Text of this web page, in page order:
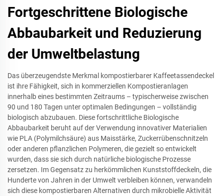
Fortgeschrittene Biologische
Abbaubarkeit und Reduzierung
der Umweltbelastung
Das überzeugendste Merkmal kompostierbarer Kaffeetassendeckel
ist ihre Fähigkeit, sich in kommerziellen Kompostieranlagen
innerhalb eines bestimmten Zeitraums – typischerweise zwischen
90 und 180 Tagen unter optimalen Bedingungen – vollständig
biologisch abzubauen. Diese fortschrittliche Biologische
Abbaubarkeit beruht auf der Verwendung innovativer Materialien
wie PLA (Polymilchsäure) aus Maisstärke, Zuckerrübenschnitzeln
oder anderen pflanzlichen Polymeren, die gezielt so entwickelt
wurden, dass sie sich durch natürliche biologische Prozesse
zersetzen. Im Gegensatz zu herkömmlichen Kunststoffdeckeln, die
Hunderte von Jahren in der Umwelt verbleiben können, verwandeln
sich diese kompostierbaren Alternativen durch mikrobielle Aktivität